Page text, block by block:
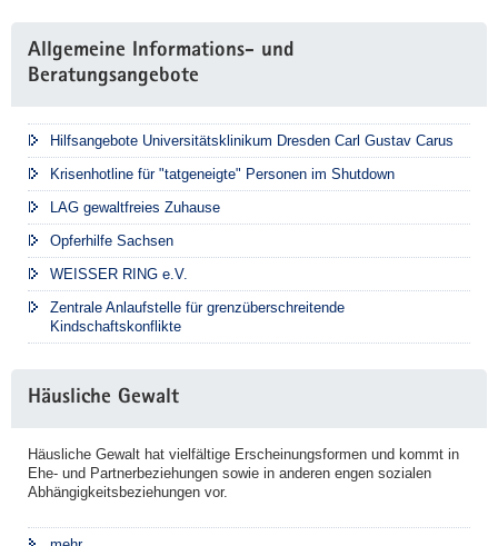
Allgemeine Informations- und
Beratungsangebote
Hilfsangebote Universitätsklinikum Dresden Carl Gustav Carus
Krisenhotline für "tatgeneigte" Personen im Shutdown
LAG gewaltfreies Zuhause
Opferhilfe Sachsen
WEISSER RING e.V.
Zentrale Anlaufstelle für grenzüberschreitende
Kindschaftskonflikte
Häusliche Gewalt
Häusliche Gewalt hat vielfältige Erscheinungsformen und kommt in
Ehe- und Partnerbeziehungen sowie in anderen engen sozialen
Abhängigkeitsbeziehungen vor.